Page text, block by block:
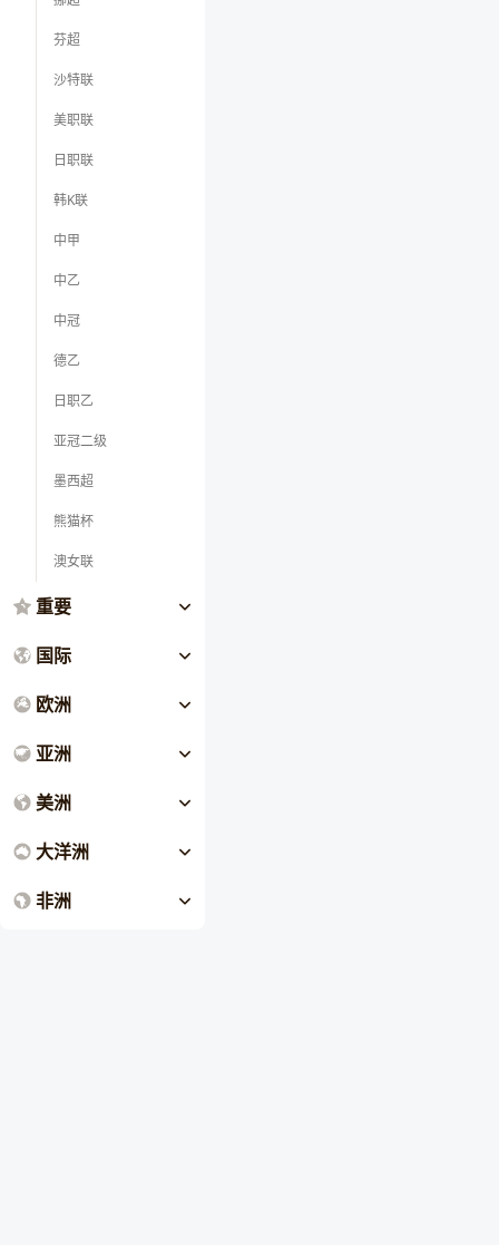
芬超
沙特联
美职联
日职联
韩K联
中甲
中乙
中冠
德乙
日职乙
亚冠二级
墨西超
熊猫杯
澳女联
重要
国际
欧洲
亚洲
美洲
大洋洲
非洲